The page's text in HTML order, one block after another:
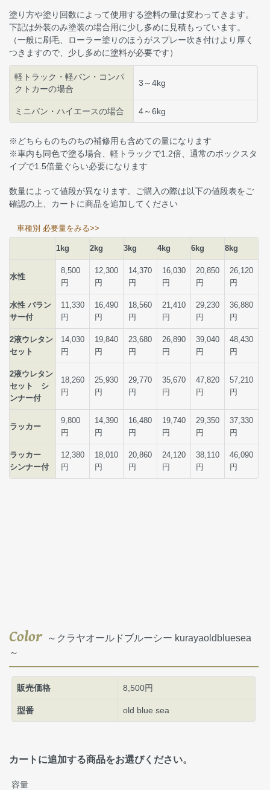
塗り方や塗り回数によって使用する塗料の量は変わってきます。
下記は外装のみ塗装の場合用に少し多めに見積もっています。
（一般に刷毛、ローラー塗りのほうがスプレー吹き付けより厚く
つきますので、少し多めに塗料が必要です）
軽トラック・軽バン・コンパ
クトカーの場合
3～4kg
ミニバン・ハイエースの場合 4～6kg
※どちらものちのちの補修用も含めての量になります
※車内も同色で塗る場合、軽トラックで1.2倍、通常のボックスタ
イプで1.5倍量ぐらい必要になります
数量によって値段が異なります。ご購入の際は以下の値段表をご
確認の上、カートに商品を追加してください
車種別 必要量をみる>>
Color～クラヤオールドブルーシー kurayaoldbluesea
～
販売価格 8,500円
型番 old blue sea
カートに追加する商品をお選びください。
容量